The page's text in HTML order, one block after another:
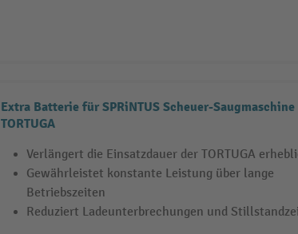
Extra Batterie für SPRiNTUS Scheuer-Saugmaschine
TORTUGA
Verlängert die Einsatzdauer der TORTUGA
Gewährleistet konstante Leistung über lange
Betriebszeiten
Reduziert Ladeunterbrechungen und